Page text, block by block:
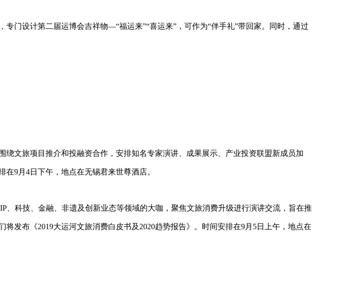
专门设计第二届运博会吉祥物—“福运来”“喜运来” ，可作为“伴手礼”带回家。同时，通过
绕文旅项目推介和投融资合作，安排知名专家演讲、成果展示、产业投资联盟新成员加
在9月 4日下午，地点在无锡君来世尊酒店。
IP 、科技、金融、非遗及创新业态等领域的大咖，聚焦文旅消费升级进行演讲交流，旨在推
将发布《2019大运河文旅消费白皮书及 2020趋势报告》。时间安排在9月 5日上午，地点在